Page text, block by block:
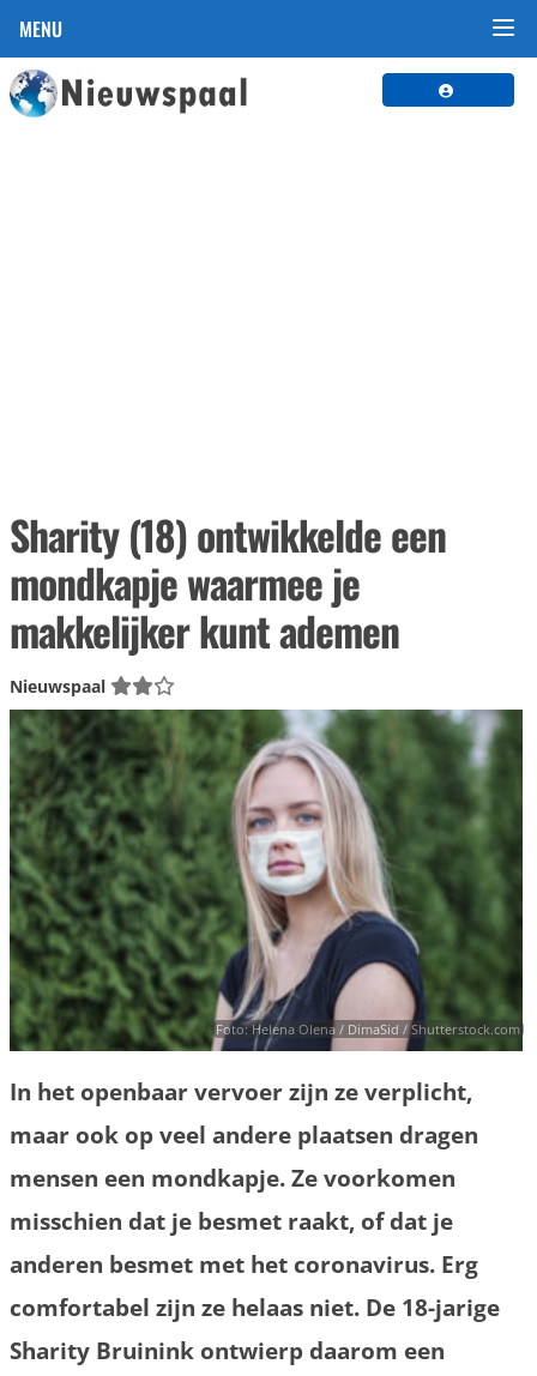
MENU
Sharity (18) ontwikkelde een
mondkapje waarmee je
makkelijker kunt ademen
Nieuwspaal
Foto: Helena Olena / DimaSid / Shutterstock.com
In het openbaar vervoer zijn ze verplicht,
maar ook op veel andere plaatsen dragen
mensen een mondkapje. Ze voorkomen
misschien dat je besmet raakt, of dat je
anderen besmet met het coronavirus. Erg
comfortabel zijn ze helaas niet. De 18-jarige
Sharity Bruinink ontwierp daarom een